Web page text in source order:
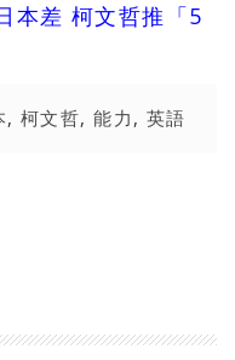
本差 柯文哲推「5
, 柯文哲,能力 , 英語